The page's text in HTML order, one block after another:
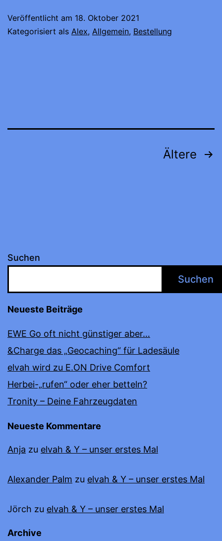
KI
Veröffentlicht am 18. Oktober 2021
Kategorisiert als Alex, Allgemein, Bestellung
Seitennummerierung
Ältere
Suchen
Suchen
Neueste Beiträge
EWE Go oft nicht günstiger aber…
&Charge das „Geocaching“ für Ladesäule
elvah wird zu E.ON Drive Comfort
Herbei-„rufen“ oder eher betteln?
Tronity – Deine Fahrzeugdaten
Neueste Kommentare
Anja zu elvah & Y – unser erstes Mal
Alexander Palm zu elvah & Y – unser erstes Mal
Jörch zu elvah & Y – unser erstes Mal
Archive